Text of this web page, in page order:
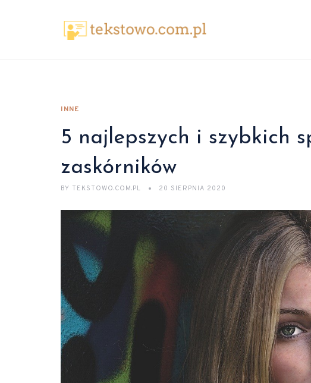
INNE
5 najlepszych i szybkich
zaskórników
BY TEKSTOWO.COM.PL 20 SIERPNIA 2020